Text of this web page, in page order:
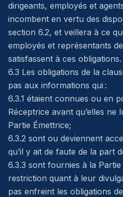
dirigeants, employés et
incombent en vertu des
section 6.2, et veillera à ce
employés et représentants
satisfassent à ces obligations.
6.3 Les obligations de la
pas aux informations qui :
6.3.1 étaient connues ou en
Réceptrice avant qu’elles ne
Partie Émettrice;
6.3.2 sont ou deviennent
qu’il y ait de faute de la part
6.3.3 sont fournies à la
restriction quant à leur
pas enfreint les obligations